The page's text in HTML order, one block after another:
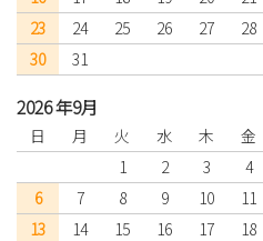
23
24 25 26 27 28
30
31
2026 年9月
日 月 火 水 木 金
1
2 3 4
6
7 8 9 10 11
13
14 15 16 17 18